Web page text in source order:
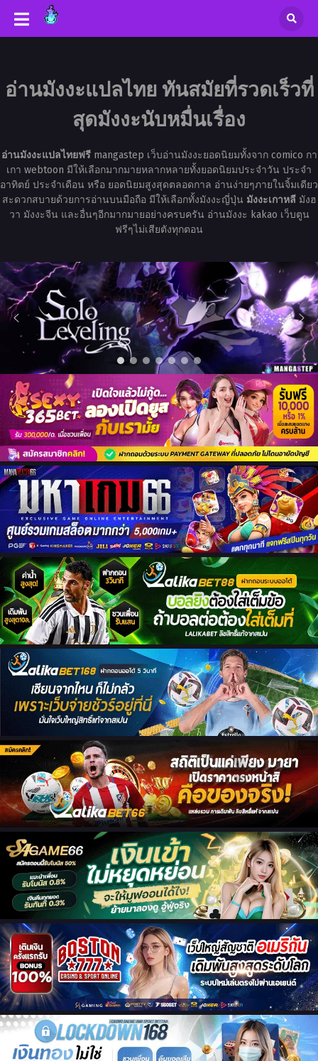
อ่านมังงะแปลไทย ทันสมัยที่รวดเร็วที่
สุดมังงะนับหมื่นเรื่อง
อ่านมังงะแปลไทยฟรีmangastep เว็บอ่านมังงะยอดนิยมทั้งจาก comico กา
เกา webtoon มีให้เลือกมากมายหลากหลายทั้งยอดนิยมประจำวัน ประจำ
อาทิตย์ ประจำเดือน หรือ ยอดนิยมสูงสุดตลอดกาล อ่านง่ายๆภายในจิ้มเดียว
สะดวกสบายด้วยการอ่านบนมือถือ มีให้เลือกทั้งมังงะญี่ปุ่น มังงะเกาหลีมังฮ
วา มังงะจีน และอื่นๆอีกมากมายอย่างครบครัน อ่านมังงะ kakao เว็บตูน
ฟรีๆไม่เสียตังทุกตอน